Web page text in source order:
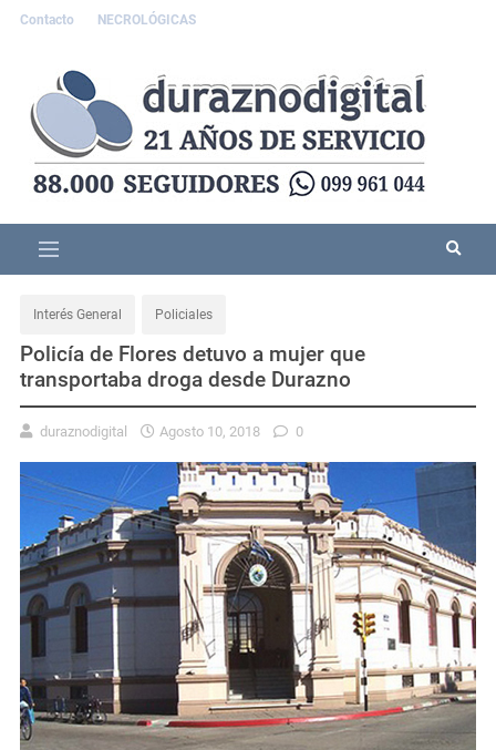
Contacto NECROLÓGICAS
Interés General Policiales
Policía de Flores detuvo a mujer que
transportaba droga desde Durazno
duraznodigital Agosto 10, 2018 0